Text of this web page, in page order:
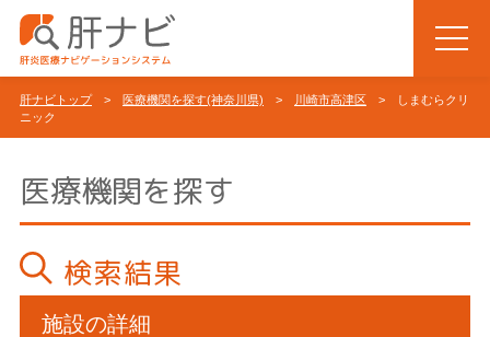
肝ナビトップ> 医療機関を探す(神奈川県) > 川崎市高津区 > しまむらクリ
ニック
医療機関を探す
検索結果
施設の詳細